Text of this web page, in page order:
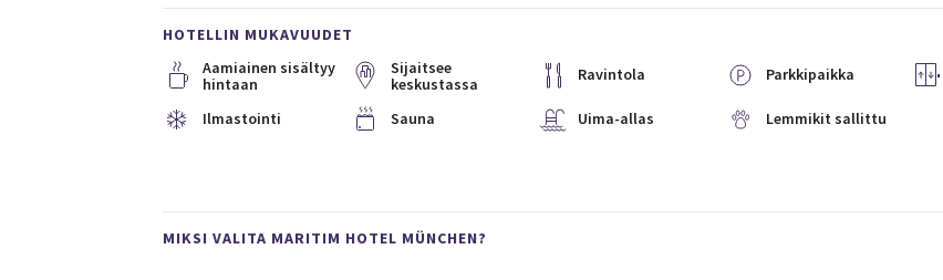
HOTELLIN MUKAVUUDET
Aamiainen sisältyy
hintaan
Sijaitsee
keskustassa
Ravintola Parkkipaikka
Ilmastointi Sauna Uima-allas Lemmikit sallittu
MIKSI VALITA MARITIM HOTEL MÜNCHEN?